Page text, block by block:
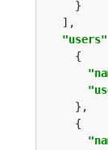
"users"